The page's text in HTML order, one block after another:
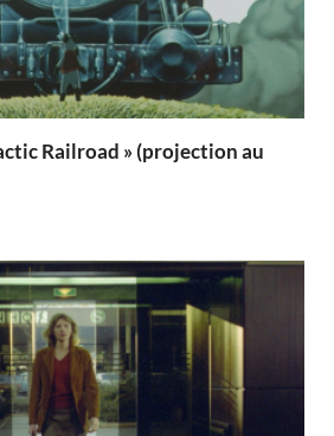
Railroad » (projection au